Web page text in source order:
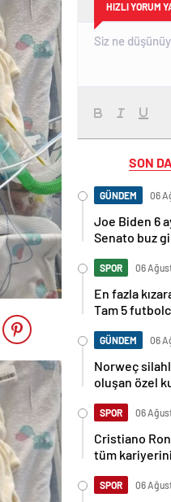
HIZLI YORUM
SON
GÜNDEM 06
Joe Biden 6
Senato buz
SPOR 06
En fazla
Tam 5
GÜNDEM 06
Norweç
oluşan özel
SPOR 06
Cristiano
tüm
SPOR 06